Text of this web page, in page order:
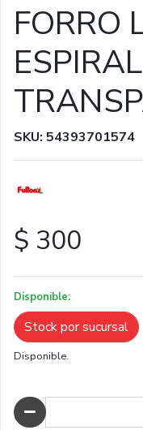
FORRO
SKU: 54393701574
$ 300
Disponible:
Stock por sucursal
Disponible.
Cantidad